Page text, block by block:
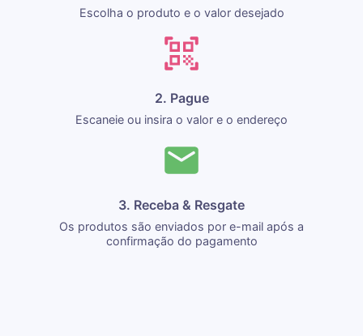
Escolha o produto e o valor desejado
2. Pague
Escaneie ou insira o valor e o endereço
3. Receba & Resgate
Os produtos são enviados por e-mail após a
confirmação do pagamento